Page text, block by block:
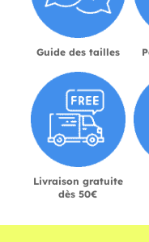
Guide des tailles
Livraison gratuite
dès 50€